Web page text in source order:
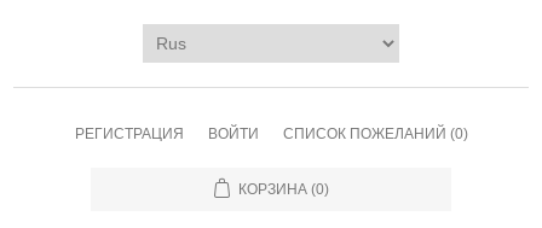
РЕГИСТРАЦИЯ ВОЙТИ СПИСОК ПОЖЕЛАНИЙ (0)
КОРЗИНА (0)